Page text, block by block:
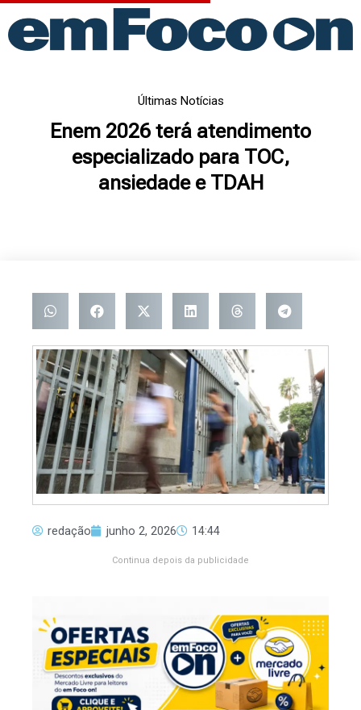
para
Últimas Notícias
Enem 2026 terá atendimento
especializado para TOC,
ansiedade e TDAH
redação junho 2, 2026 14:44
Continua depois da publicidade